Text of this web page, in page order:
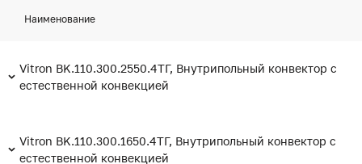
Наименование
Vitron BK.110.300.2550.4ТГ, Внутрипольный конвектор с
естественной конвекцией
Vitron BK.110.300.1650.4ТГ, Внутрипольный конвектор с
естественной конвекцией